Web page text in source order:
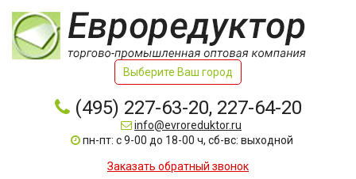
Выберите Ваш город
(495) 227-63-20, 227-64-20
info@evroreduktor.ru
пн-пт: с 9-00 до 18-00 ч, сб-вс: выходной
Заказать обратный звонок